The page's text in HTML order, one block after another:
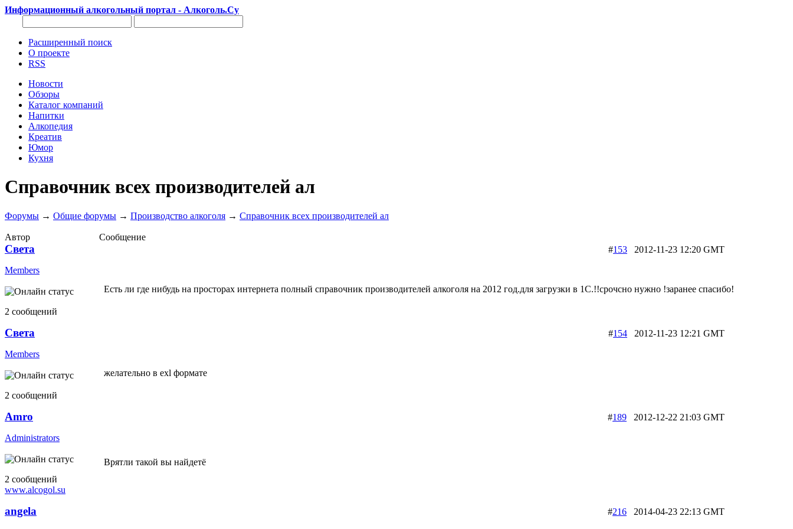
Информационный алкогольный портал - Алкоголь.Су
Расширенный поиск
О проекте
RSS
Новости
Обзоры
Каталог компаний
Напитки
Алкопедия
Креатив
Юмор
Кухня
Справочник всех производителей ал
Форумы → Общие форумы → Производство алкоголя → Справочник всех производителей ал
Автор Сообщение
Света
Members
2 сообщений
#153 2012-11-23 12:20 GMT
Есть ли где нибудь на просторах интернета полный справочник производителей алкоголя на 2012 год.для загрузки в 1С.!!срочсно нужно !заранее спасибо!
Света
Members
2 сообщений
#154 2012-11-23 12:21 GMT
желательно в exl формате
Amro
Administrators
2 сообщений
www.alcogol.su
#189 2012-12-22 21:03 GMT
Врятли такой вы найдетё
angela #216 2014-04-23 22:13 GMT